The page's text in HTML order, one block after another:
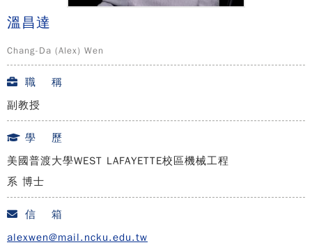
溫昌達
Chang-Da (Alex) Wen
職 稱
副教授
學 歷
美國普渡大學WEST LAFAYETTE校區機械工程
系 博士
信 箱
alexwen@mail.ncku.edu.tw